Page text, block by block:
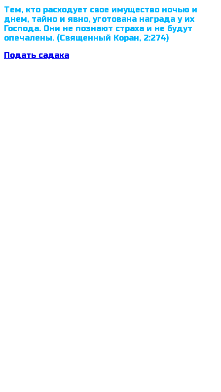
Тем, кто расходует свое имущество ночью и
днем, тайно и явно, уготована награда у их
Господа. Они не познают страха и не будут
опечалены. (Священный Коран, 2:274)
Подать садака